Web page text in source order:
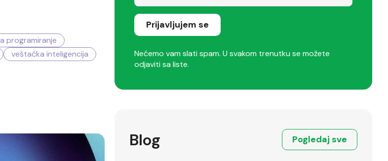
programiranje
veštačka inteligencija
Prijavljujem se
Nećemo vam slati spam. U svakom trenutku se možete
odjaviti sa liste.
Blog Pogledaj sve